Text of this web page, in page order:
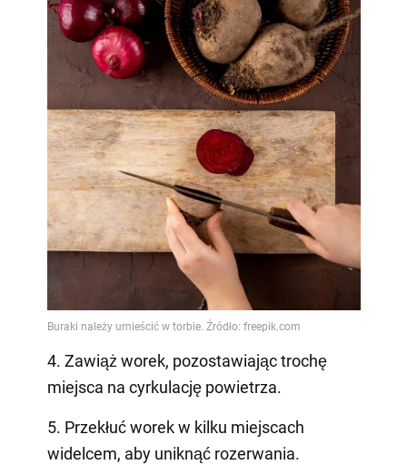
4. Zawiąż worek, pozostawiając trochę
miejsca na cyrkulację powietrza.
5. Przekłuć worek w kilku miejscach
widelcem, aby uniknąć rozerwania.